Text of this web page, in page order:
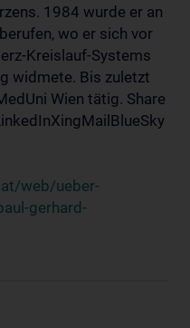
1984 wurde er an
berufen, wo er sich vor
Kreislauf-Systems
widmete. Bis zuletzt
Wien tätig. Share
web/ueber-
gerhard-